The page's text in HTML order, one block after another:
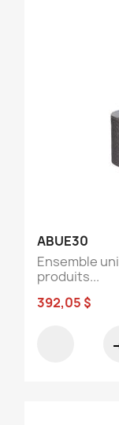
ABUE30
Ensemble
produits...
392,05 $